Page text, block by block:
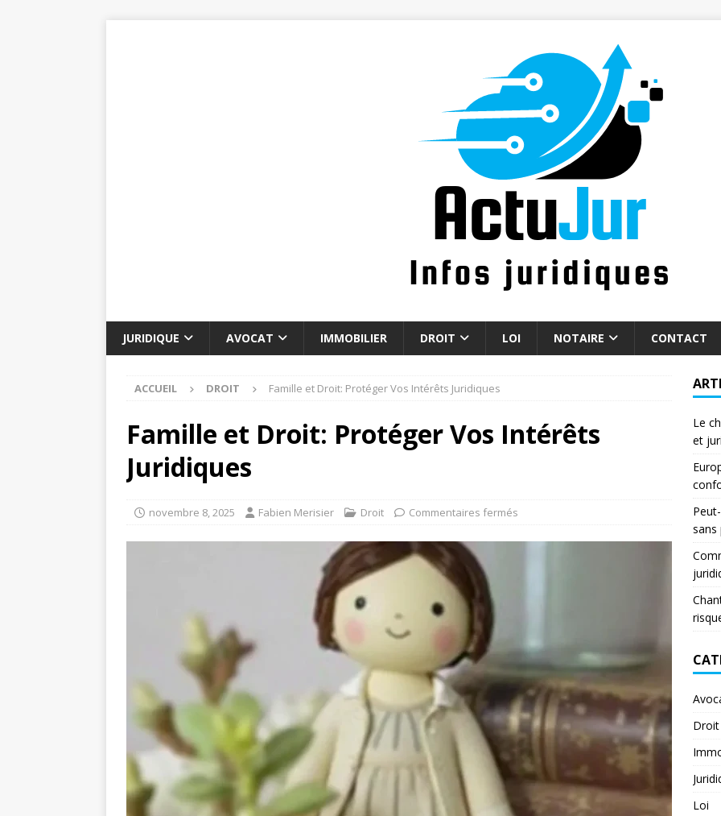
JURIDIQUE AVOCAT IMMOBILIER DROIT LOI NOTAIRE CONTACT
ACCUEIL DROIT Famille et Droit: Protéger Vos Intérêts Juridiques
Famille et Droit: Protéger Vos Intérêts
Juridiques
novembre 8, 2025 Fabien Merisier Droit Commentaires fermés
Le
et
sans
Droit
Loi